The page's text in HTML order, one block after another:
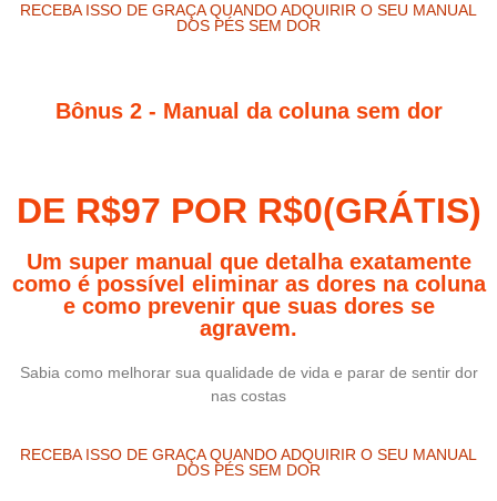
RECEBA ISSO DE GRAÇA QUANDO ADQUIRIR O SEU MANUAL
DOS PÉS SEM DOR
Bônus 2 - Manual da coluna sem dor
DE R$97 POR R$0(GRÁTIS)
Um super manual que detalha exatamente
como é possível eliminar as dores na coluna
e como prevenir que suas dores se
agravem.
Sabia como melhorar sua qualidade de vida e parar de sentir dor
nas costas
RECEBA ISSO DE GRAÇA QUANDO ADQUIRIR O SEU MANUAL
DOS PÉS SEM DOR